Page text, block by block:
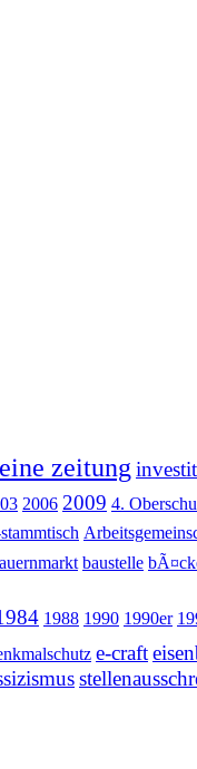
zeitung
2006 2009 4.
baustelle
1988 1990 1990er
e-craft